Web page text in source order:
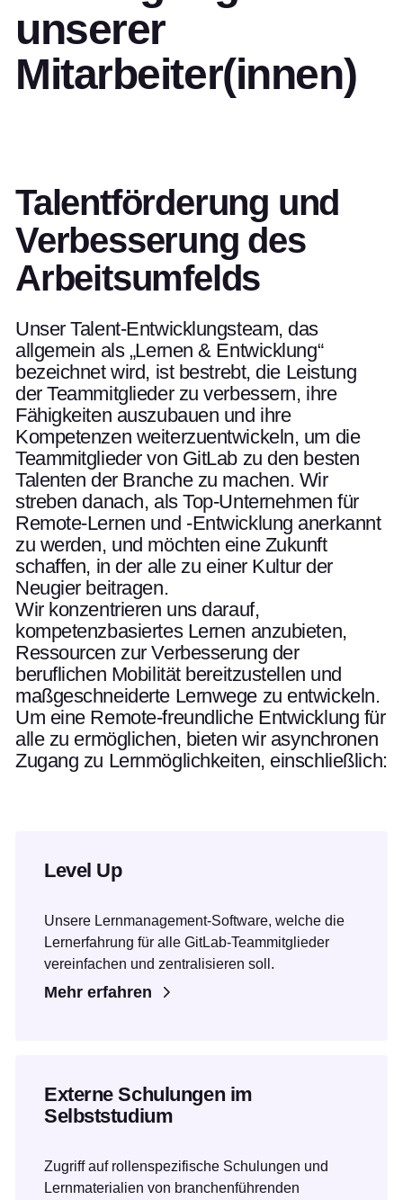
unserer
Mitarbeiter(innen)
Talentförderung und
Verbesserung des
Arbeitsumfelds
Unser Talent-Entwicklungsteam, das
allgemein als „Lernen & Entwicklung“
bezeichnet wird, ist bestrebt, die Leistung
der Teammitglieder zu verbessern, ihre
Fähigkeiten auszubauen und ihre
Kompetenzen weiterzuentwickeln, um die
Teammitglieder von GitLab zu den besten
Talenten der Branche zu machen. Wir
streben danach, als Top-Unternehmen für
Remote-Lernen und -Entwicklung anerkannt
zu werden, und möchten eine Zukunft
schaffen, in der alle zu einer Kultur der
Neugier beitragen.
Wir konzentrieren uns darauf,
kompetenzbasiertes Lernen anzubieten,
Ressourcen zur Verbesserung der
beruflichen Mobilität bereitzustellen und
maßgeschneiderte Lernwege zu entwickeln.
Um eine Remote-freundliche Entwicklung für
alle zu ermöglichen, bieten wir asynchronen
Zugang zu Lernmöglichkeiten, einschließlich:
Level Up
Unsere Lernmanagement-Software, welche die
Lernerfahrung für alle GitLab-Teammitglieder
vereinfachen und zentralisieren soll.
Mehr erfahren
Externe Schulungen im
Selbststudium
Zugriff auf rollenspezifische Schulungen und
Lernmaterialien von branchenführenden